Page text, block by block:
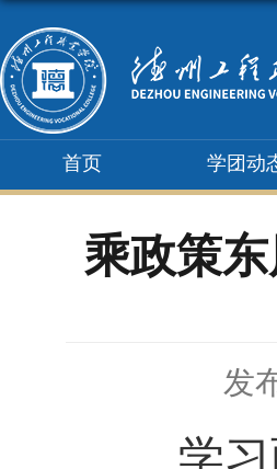
首页 学团动
乘政策
发
学